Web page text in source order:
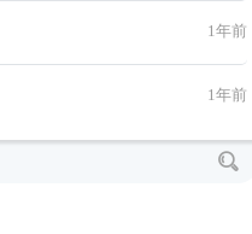
1年前
1年前